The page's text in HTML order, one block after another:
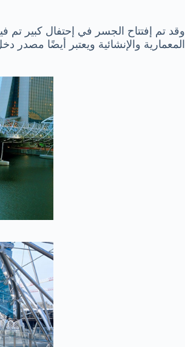
وقد تم إفتتاح الجسر في إحتفال كبير تم
المعمارية والإنشائية ويعتبر أيضًا مصدر